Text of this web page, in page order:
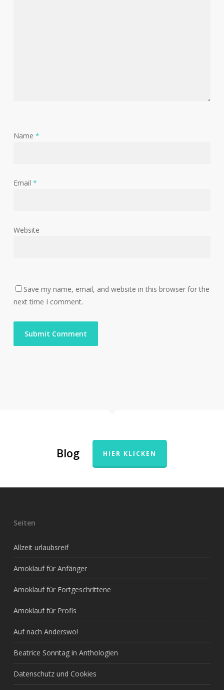
Name *
Email *
Website
Save my name, email, and website in this browser for the
next time I comment.
Blog HIER KLICKEN
Seiten
Allzeit urlaubsreif
Amoklauf für Anfänger
Amoklauf für Fortgeschrittene
Amoklauf für Profis
Auf nach Anderswo!
Beatrice Sonntag in Anthologien
Datenschutz und Cookies